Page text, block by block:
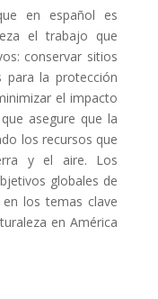
en español es
el trabajo que
conservar sitios
para la protección
el impacto
asegure que la
los recursos que
y el aire. Los
globales de
los temas clave
en América